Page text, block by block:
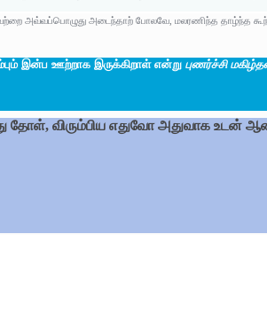
அவ்வப்பொழுது அடைந்தாற் போலவே, மலரணிந்த தாழ்ந்த
இன்ப ஊற்றாக இருக்கிறாள் என்று புணர்ச்சி
தோள், விரும்பிய எதுவோ அதுவாக உடன்